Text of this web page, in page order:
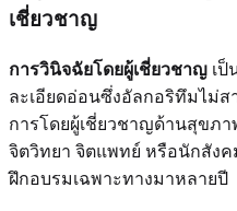
เชี่ยวชาญ
การวินิจฉัยโดยผู้เชี่ยวชาญ เ
ละเอียดอ่อนซึ่งอัลกอริทึมไม่ส
การโดยผู้เชี่ยวชาญด้านสุขภ
จิตวิทยา จิตแพทย์ หรือนักสังค
ฝึกอบรมเฉพาะทางมาหลายปี